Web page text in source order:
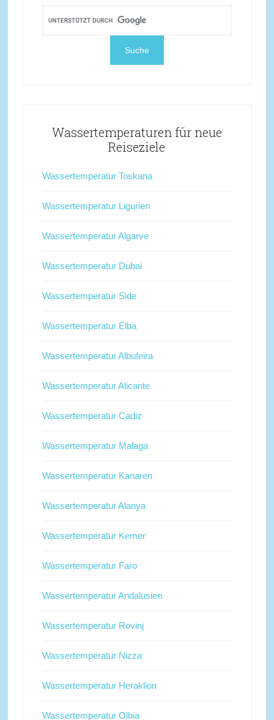
Wassertemperaturen für neue
Reiseziele
Wassertemperatur Toskana
Wassertemperatur Ligurien
Wassertemperatur Algarve
Wassertemperatur Dubai
Wassertemperatur Side
Wassertemperatur Elba
Wassertemperatur Albufeira
Wassertemperatur Alicante
Wassertemperatur Cadiz
Wassertemperatur Malaga
Wassertemperatur Kanaren
Wassertemperatur Alanya
Wassertemperatur Kemer
Wassertemperatur Faro
Wassertemperatur Andalusien
Wassertemperatur Rovinj
Wassertemperatur Nizza
Wassertemperatur Heraklion
Wassertemperatur Olbia